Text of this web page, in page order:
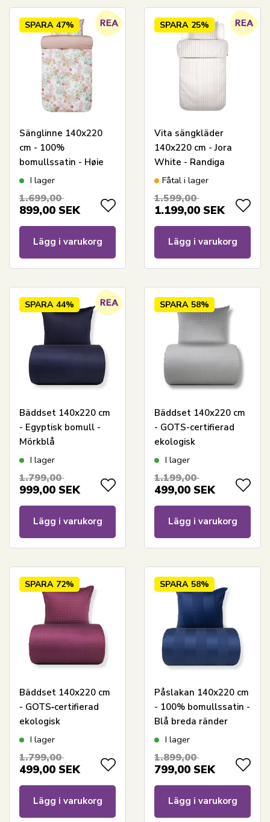
SPARA 47%
Sänglinne 140x220
cm - 100%
bomullssatin - Høie
Of Scandinavia -
I lager
1.699,00
899,00 SEK
Lägg i varukorg
SPARA 25%
Vita sängkläder
140x220 cm - Jora
White - Randiga
sängkläder - 100%
O'Polo
Fåtal i lager
1.599,00
1.199,00 SEK
Lägg i varukorg
SPARA 44%
Bäddset 140x220 cm
- Egyptisk bomull -
Mörkblå
jacquardvävda ränder
I lager
1.799,00
999,00 SEK
Lägg i varukorg
SPARA 58%
Bäddset 140x220 cm
- GOTS-certifierad
ekologisk
bomullssatin - Grå
I lager
1.199,00
499,00 SEK
Lägg i varukorg
SPARA 72%
Bäddset 140x220 cm
- GOTS‑certifierad
ekologisk
bomullssatin -
jacquardvävt
I lager
1.799,00
499,00 SEK
Lägg i varukorg
SPARA 58%
Påslakan 140x220 cm
- 100% bomullssatin -
Blå breda ränder
I lager
1.899,00
799,00 SEK
Lägg i varukorg